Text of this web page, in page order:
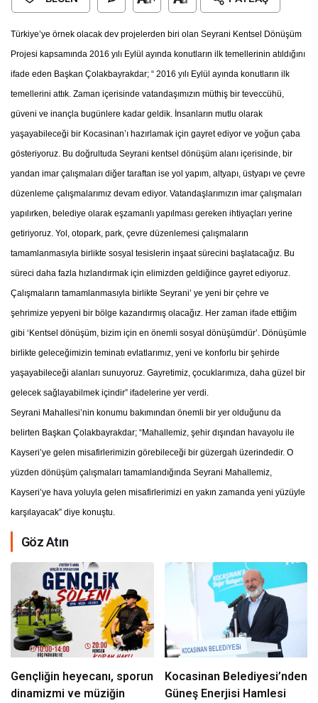
Türkiye’ye örnek olacak dev projelerden biri olan Seyrani Kentsel Dönüşüm
Projesi kapsamında 2016 yılı Eylül ayında konutların ilk temellerinin atıldığını
ifade eden Başkan Çolakbayrakdar; “ 2016 yılı Eylül ayında konutların ilk
temellerini attık. Zaman içerisinde vatandaşımızın müthiş bir teveccühü,
güveni ve inançla bugünlere kadar geldik. İnsanların mutlu olarak
yaşayabileceği bir Kocasinan’ı hazırlamak için gayret ediyor ve yoğun çaba
gösteriyoruz. Bu doğrultuda Seyrani kentsel dönüşüm alanı içerisinde, bir
yandan imar çalışmaları diğer taraftan ise yol yapım, altyapı, üstyapı ve çevre
düzenleme çalışmalarımız devam ediyor. Vatandaşlarımızın imar çalışmaları
yapılırken, belediye olarak eşzamanlı yapılması gereken ihtiyaçları yerine
getiriyoruz. Yol, otopark, park, çevre düzenlemesi çalışmaların
tamamlanmasıyla birlikte sosyal tesislerin inşaat sürecini başlatacağız. Bu
süreci daha fazla hızlandırmak için elimizden geldiğince gayret ediyoruz.
Çalışmaların tamamlanmasıyla birlikte Seyrani’ ye yeni bir çehre ve
şehrimize yepyeni bir bölge kazandırmış olacağız. Her zaman ifade ettiğim
gibi ‘Kentsel dönüşüm, bizim için en önemli sosyal dönüşümdür’. Dönüşümle
birlikte geleceğimizin teminatı evlatlarımız, yeni ve konforlu bir şehirde
yaşayabileceği alanları sunuyoruz. Gayretimiz, çocuklarımıza, daha güzel bir
gelecek sağlayabilmek içindir” ifadelerine yer verdi.
Seyrani Mahallesi’nin konumu bakımından önemli bir yer olduğunu da
belirten Başkan Çolakbayrakdar; “Mahallemiz, şehir dışından havayolu ile
Kayseri’ye gelen misafirlerimizin görebileceği bir güzergah üzerindedir. O
yüzden dönüşüm çalışmaları tamamlandığında Seyrani Mahallemiz,
Kayseri’ye hava yoluyla gelen misafirlerimizi en yakın zamanda yeni yüzüyle
karşılayacak” diye konuştu.
Göz Atın
Gençliğin heyecanı, sporun
dinamizmi ve müziğin
Kocasinan Belediyesi’nden
Güneş Enerjisi Hamlesi